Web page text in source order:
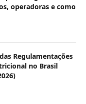
operadoras e como
Regulamentações
no Brasil